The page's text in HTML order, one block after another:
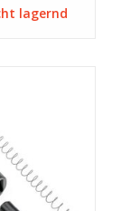
lagernd
HINZUFÜGEN